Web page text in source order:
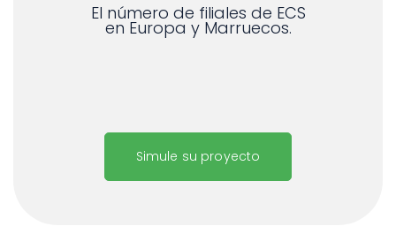
El número de filiales de ECS
en Europa y Marruecos.
Simule su proyecto